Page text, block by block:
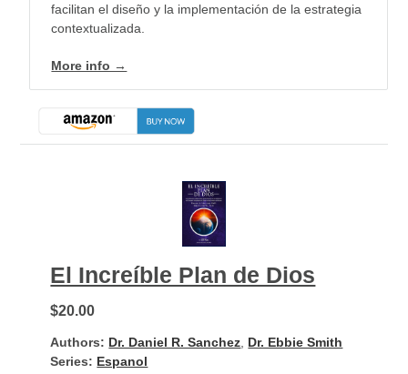
facilitan el diseño y la implementación de la estrategia
contextualizada.
More info →
El Increíble Plan de Dios
$20.00
Authors: Dr. Daniel R. Sanchez Dr. Ebbie Smith
Series: Espanol